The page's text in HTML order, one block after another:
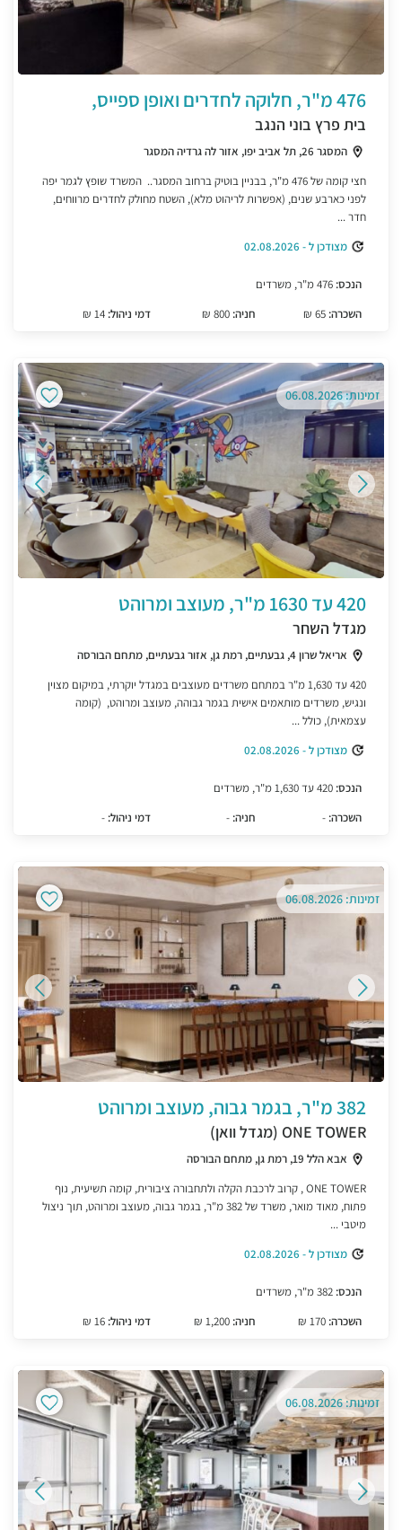
476 מ"ר, חלוקה לחדרים ואופן ספייס,
בית פרץ בוני הנגב
המסגר 26, תל אביב יפו, אזור לה גרדיה המסגר
חצי קומה של 476 מ"ר, בבניין בוטיק ברחוב המסגר.. המשרד שופץ לגמר יפה
לפני כארבע שנים, (אפשרות לריהוט מלא), השטח מחולק לחדרים מרווחים,
חדר ...
מצודכן ל - 02.08.2026
הנכס:
השכרה:
חניה: דמי ניהול: 14 ₪
זמינות: 06.08.2026
420 עד 1630 מ"ר, מעוצב ומרוהט
מגדל השחר
אריאל שרון 4, גבעתיים, רמת גן, אזור גבעתיים, מתחם הבורסה
420 עד 1,630 מ"ר במתחם משרדים מעוצבים במגדל יוקרתי, במיקום מצוין
ונגיש, משרדים מותאמים אישית בגמר גבוהה, מעוצב ומרוהט, (קומה
עצמאית), כולל ...
מצודכן ל - 02.08.2026
הנכס:
השכרה: - חניה: - דמי ניהול: -
זמינות: 06.08.2026
382 מ"ר, בגמר גבוה, מעוצב ומרוהט
ONE TOWER (מגדל וואן)
אבא הלל 19, רמת גן, מתחם הבורסה
ONE TOWER , קרוב לרכבת הקלה ולתחבורה ציבורית, קומה תשיעית, נוף
פתוח, מאוד מואר, משרד של 382 מ"ר, בגמר גבוה, מעוצב ומרוהט, תוך ניצול
מיטבי ...
מצודכן ל - 02.08.2026
הנכס:
השכרה:
חניה: דמי ניהול: 16 ₪
זמינות: 06.08.2026